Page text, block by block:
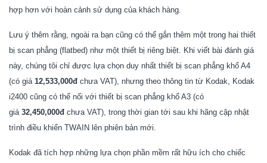
hợp hơn với hoàn cảnh sử dụng của khách hàng.
Lưu ý thêm rằng, ngoài ra bạn cũng có thể gắn thêm một trong hai thiết
bị scan phẳng (flatbed) như một thiết bị riêng biệt. Khi viết bài đánh giá
này, chúng tôi chỉ được lựa chọn duy nhất thiết bị scan phẳng khổ A4
(có giá 12,533,000đ chưa VAT), nhưng theo thông tin từ Kodak, Kodak
i2400 cũng có thể nối với thiết bị scan phẳng khổ A3 (có
giá 32,450,000đ chưa VAT), trong thời gian tới sau khi hãng cập nhật
trình điều khiển TWAIN lên phiên bản mới.
Kodak đã tích hợp những lựa chọn phần mềm rất hữu ích cho chiếc